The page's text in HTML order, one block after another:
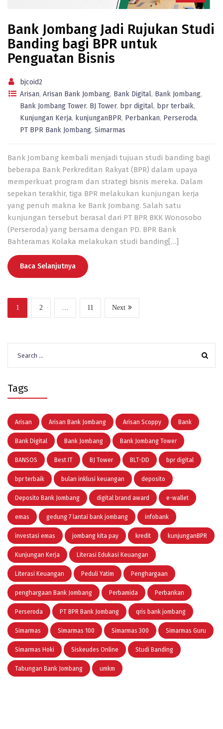
Bank Jombang Jadi Rujukan Studi
Banding bagi BPR untuk
Penguatan Bisnis
bjcoid2
Arisan, Arisan Bank Jombang, Bank Digital, Bank Jombang,
Bank Jombang Tower, BJ Tower, bpr digital, bpr terbaik,
Kunjungan Kerja, kunjunganBPR, Perbankan, Perseroda,
PT BPR Bank Jombang, Simarmas
Bank Jombang kembali menjadi tujuan studi banding bagi
beberapa Bank Perkreditan Rakyat (BPR) dalam upaya
memperkuat program dan strategi bisnis mereka. Dalam
sepekan terakhir, tiga BPR melakukan kunjungan kerja
yang penuh makna ke Bank Jombang. Salah satu
kunjungan tersebut berasal dari PT BPR BKK Wonosobo
(Perseroda) yang bersama dengan PD. BPR Bank
Bahteramas Kolaka melakukan studi banding[…]
Baca Selanjutnya
1 2 … 11 Next
for:
Tags
Arisan Arisan Bank Jombang Arisan Scoppy Bank
Bank Digital Bank Jombang Bank Jombang Tower
BANSOS Best IT BJ Tower BLT-DD bpr digital
bpr terbaik bulan inklusi keuangan deposito
Deposito Bank Jombang digital brand award e-wallet
emas gedung 7 lantai bank jombang infobank
investasi emas jombang kita pay kredit kunjunganBPR
Kunjungan Kerja Literasi Edukasi Keuangan
Literasi Keuangan Peduli Yatim Penghargaan
penghargaan Bank Jombang Perbamida Perbankan
Perseroda PT BPR Bank Jombang qris bank jombang
Simarmas Simarmas 100 Simarmas 300 Simarmas Guru
Simarmas Hoki Siskeudes Online Studi Banding
Tabungan Bank Jombang umkm